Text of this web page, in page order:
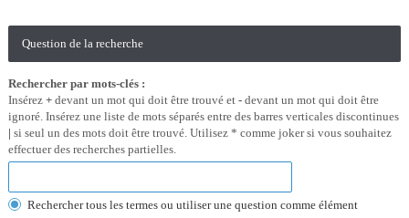
Question de la recherche
Rechercher par mots-clés :
Insérez + devant un mot qui doit être trouvé et - devant un mot qui doit être
ignoré. Insérez une liste de mots séparés entre des barres verticales discontinues
| si seul un des mots doit être trouvé. Utilisez * comme joker si vous souhaitez
effectuer des recherches partielles.
Rechercher tous les termes ou utiliser une question comme élément